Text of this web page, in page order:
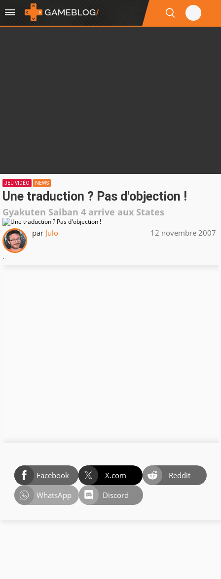
JEU VIDÉO NEWS
Une traduction ? Pas d'objection !
Gyakuten Saiban 4 arrive aux States
par Julo 12 novembre 2007
.
Facebook X.com
Reddit
WhatsApp
Discord